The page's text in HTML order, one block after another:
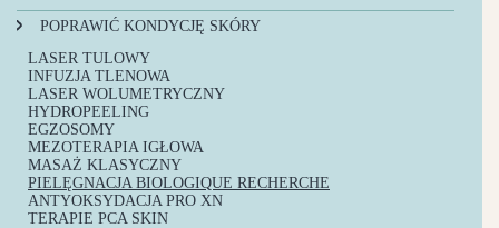
POPRAWIĆ KONDYCJĘ SKÓRY
LASER TULOWY
INFUZJA TLENOWA
LASER WOLUMETRYCZNY
HYDROPEELING
EGZOSOMY
MEZOTERAPIA IGŁOWA
MASAŻ KLASYCZNY
PIELĘGNACJA BIOLOGIQUE RECHERCHE
ANTYOKSYDACJA PRO XN
TERAPIE PCA SKIN